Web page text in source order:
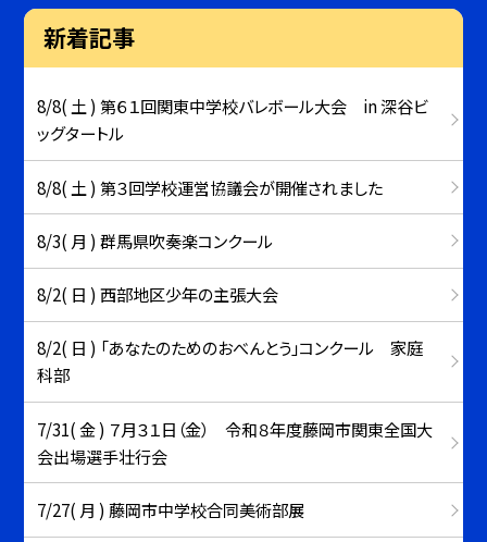
新着記事
8/8( 土 ) 第６１回関東中学校バレボール大会 in 深谷ビ
ッグタートル
8/8( 土 ) 第３回学校運営協議会が開催されました
8/3( 月 ) 群馬県吹奏楽コンクール
8/2( 日 ) 西部地区少年の主張大会
8/2( 日 ) 「あなたのためのおべんとう」コンクール 家庭
科部
7/31( 金 ) ７月３１日（金） 令和８年度藤岡市関東全国大
会出場選手壮行会
7/27( 月 ) 藤岡市中学校合同美術部展